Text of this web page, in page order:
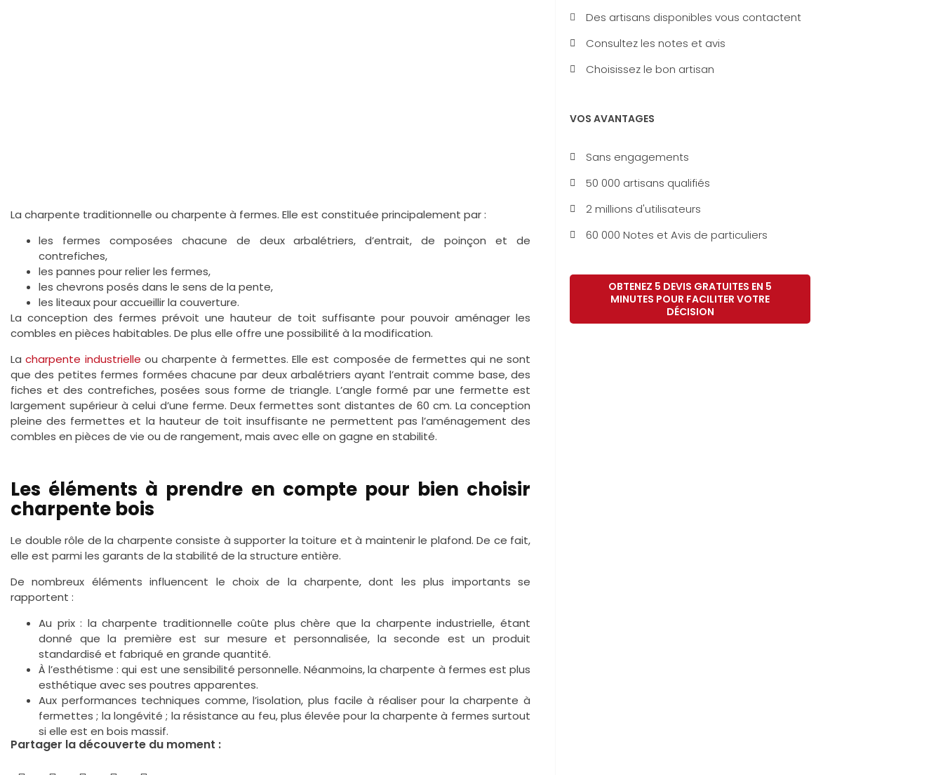
La charpente traditionnelle ou charpente à fermes. Elle est constituée principalement par :
les fermes composées chacune de deux arbalétriers, d’entrait, de poinçon et de
contrefiches,
les pannes pour relier les fermes,
les chevrons posés dans le sens de la pente,
les liteaux pour accueillir la couverture.
La conception des fermes prévoit une hauteur de toit suffisante pour pouvoir aménager les
combles en pièces habitables. De plus elle offre une possibilité à la modification.
Lacharpente industrielle ou charpente à fermettes. Elle est composée de fermettes qui ne sont
que des petites fermes formées chacune par deux arbalétriers ayant l’entrait comme base, des
fiches et des contrefiches, posées sous forme de triangle. L’angle formé par une fermette est
largement supérieur à celui d’une ferme. Deux fermettes sont distantes de 60 cm. La conception
pleine des fermettes et la hauteur de toit insuffisante ne permettent pas l’aménagement des
combles en pièces de vie ou de rangement, mais avec elle on gagne en stabilité.
Les éléments à prendre en compte pour bien choisir
charpente bois
Le double rôle de la charpente consiste à supporter la toiture et à maintenir le plafond. De ce fait,
elle est parmi les garants de la stabilité de la structure entière.
De nombreux éléments influencent le choix de la charpente, dont les plus importants se
rapportent :
Au prix : la charpente traditionnelle coûte plus chère que la charpente industrielle, étant
donné que la première est sur mesure et personnalisée, la seconde est un produit
standardisé et fabriqué en grande quantité.
À l’esthétisme : qui est une sensibilité personnelle. Néanmoins, la charpente à fermes est plus
esthétique avec ses poutres apparentes.
Aux performances techniques comme, l’isolation, plus facile à réaliser pour la charpente à
fermettes ; la longévité ; la résistance au feu, plus élevée pour la charpente à fermes surtout
si elle est en bois massif.
Partager la découverte du moment :
Des artisans disponibles vous contactent
Consultez les notes et avis
Choisissez le bon artisan
VOS AVANTAGES
Sans engagements
50 000 artisans qualifiés
2 millions d'utilisateurs
60 000 Notes et Avis de particuliers
OBTENEZ 5 DEVIS GRATUITES EN 5
MINUTES POUR FACILITER VOTRE
DÉCISION